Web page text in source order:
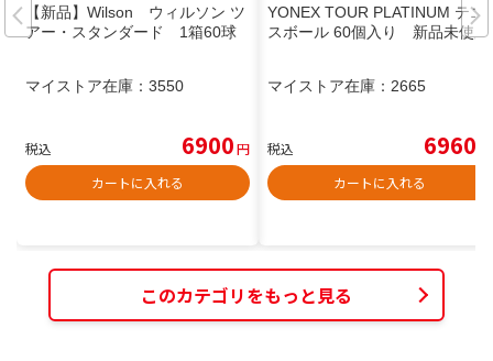
【新品】Wilson ウィルソン ツ
アー・スタンダード 1箱60球
マイストア在庫： 3550
税込 6900円
カートに入れる
YONEX TOUR PLATINUM テニ
スボール 60個入り 新品未使用
マイストア在庫： 2665
税込 6960
カートに入れる
このカテゴリをもっと見る